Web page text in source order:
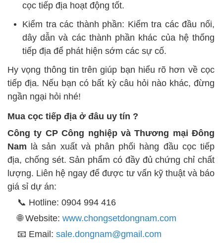
cọc tiếp địa hoạt động tốt.
Kiểm tra các thành phần: Kiểm tra các đầu nối,
dây dẫn và các thành phần khác của hệ thống
tiếp địa để phát hiện sớm các sự cố.
Hy vọng thông tin trên giúp bạn hiểu rõ hơn về cọc
tiếp địa. Nếu bạn có bất kỳ câu hỏi nào khác, đừng
ngần ngại hỏi nhé!
Mua cọc tiếp địa ở đâu uy tín ?
Công ty CP Công nghiệp và Thương mại Đông
Nam là sản xuất và phân phối hàng đầu cọc tiếp
địa, chống sét. Sản phẩm có đầy đủ chứng chỉ chất
lượng. Liên hệ ngay để được tư vấn kỹ thuật và báo
giá sỉ dự án:
📞 Hotline: 0904 994 416
🌐 Website: www.chongsetdongnam.com
📧 Email: sale.dongnam@gmail.com